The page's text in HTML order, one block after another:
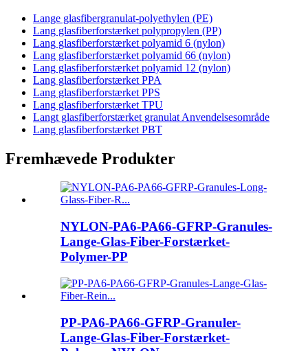
Lange glasfibergranulat-polyethylen (PE)
Lang glasfiberforstærket polypropylen (PP)
Lang glasfiberforstærket polyamid 6 (nylon)
Lang glasfiberforstærket polyamid 66 (nylon)
Lang glasfiberforstærket polyamid 12 (nylon)
Lang glasfiberforstærket PPA
Lang glasfiberforstærket PPS
Lang glasfiberforstærket TPU
Langt glasfiberforstærket granulat Anvendelsesområde
Lang glasfiberforstærket PBT
Fremhævede Produkter
NYLON-PA6-PA66-GFRP-Granules-
Lange-Glas-Fiber-Forstærket-
Polymer-PP
PP-PA6-PA66-GFRP-Granuler-
Lange-Glas-Fiber-Forstærket-